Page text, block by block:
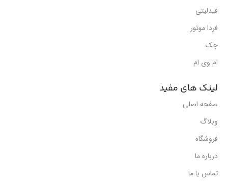
فیدلیتی
فردا موتور
جک
ام وی ام
لینک های مفید
صفحه اصلی
وبلاگ
فروشگاه
درباره ما
تماس با ما